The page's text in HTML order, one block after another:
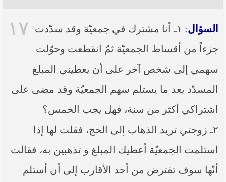
١٧ السؤال
: ١ـ أنا مشترك في جمعيّة وقد سدّدت
جزءاً من أقساط الجمعيّة ثمّ انقطعت وحوّلت
سهمي إلى شخص آخر على أن يعطيني المبلغ
المسدّد بعد ما يستلم سهم الجمعيّة وقد مضى على
اشتراكي أكثر من سنة، فهل يجب الخمس؟
٢ـ زوجتي تريد الذهاب إلى الحج، فقلت لها إذا
استلمت الجمعيّة أعطيك المبلغ و تذهبين به، فقالت
أنّها سوف تقترض من أحد الأقارب إلى أن أستلم